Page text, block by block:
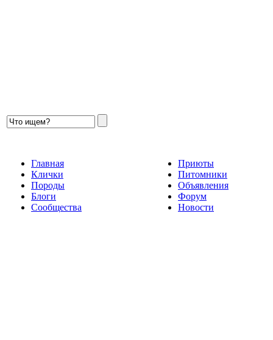
Главная
Клички
Породы
Блоги
Сообщества
Приюты
Питомники
Объявления
Форум
Новости